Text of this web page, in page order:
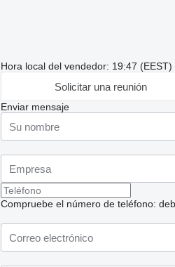
Hora local del vendedor: 19:47 (EEST)
Solicitar una reunión
Enviar mensaje
Compruebe el número de teléfono: